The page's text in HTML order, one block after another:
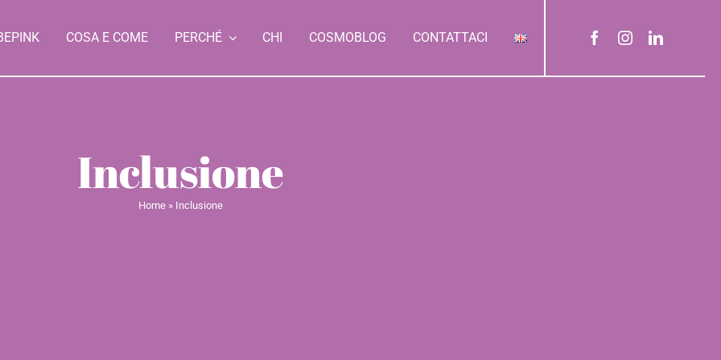
COSA E COME PERCHÉ CHI COSMOBLOG CONTATTACI
Inclusione
Home» Inclusione